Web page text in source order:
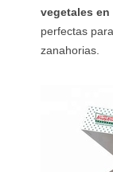
vegetales
perfectas
zanahorias.